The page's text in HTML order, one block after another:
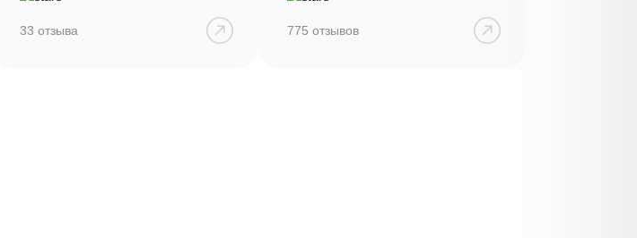
33 отзыва 775 отзывов